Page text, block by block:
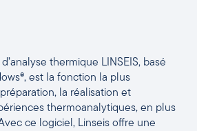
thermique LINSEIS, basé
est la fonction la plus
la réalisation et
thermoanalytiques, en plus
ce logiciel, Linseis offre une